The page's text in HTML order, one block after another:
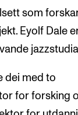
som
Eyolf Dale
dei med to
for forsking